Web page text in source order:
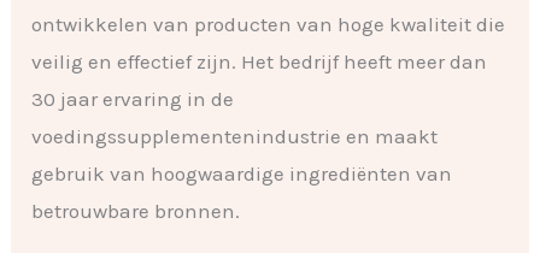
ontwikkelen van producten van hoge kwaliteit die
veilig en effectief zijn. Het bedrijf heeft meer dan
30 jaar ervaring in de
voedingssupplementenindustrie en maakt
gebruik van hoogwaardige ingrediënten van
betrouwbare bronnen.